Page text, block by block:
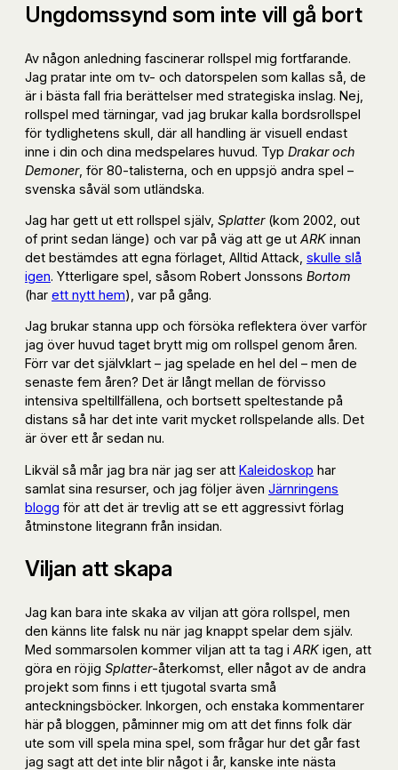
Ungdomssynd som inte vill gå bort
Av någon anledning fascinerar rollspel mig fortfarande.
Jag pratar inte om tv- och datorspelen som kallas så, de
är i bästa fall fria berättelser med strategiska inslag. Nej,
rollspel med tärningar, vad jag brukar kalla bordsrollspel
för tydlighetens skull, där all handling är visuell endast
inne i din och dina medspelares huvud. Typ Drakar och
Demoner, för 80-talisterna, och en uppsjö andra spel –
svenska såväl som utländska.
Jag har gett ut ett rollspel själv, Splatter(kom 2002, out
of print sedan länge) och var på väg att ge ut ARK innan
det bestämdes att egna förlaget, Alltid Attack, skulle slå
igen. Ytterligare spel, såsom Robert Jonssons Bortom
(har ett nytt hem), var på gång.
Jag brukar stanna upp och försöka reflektera över varför
jag över huvud taget brytt mig om rollspel genom åren.
Förr var det självklart – jag spelade en hel del – men de
senaste fem åren? Det är långt mellan de förvisso
intensiva speltillfällena, och bortsett speltestande på
distans så har det inte varit mycket rollspelande alls. Det
är över ett år sedan nu.
Likväl så mår jag bra när jag ser att Kaleidoskop har
samlat sina resurser, och jag följer även Järnringens
blogg för att det är trevlig att se ett aggressivt förlag
åtminstone litegrann från insidan.
Viljan att skapa
Jag kan bara inte skaka av viljan att göra rollspel, men
den känns lite falsk nu när jag knappt spelar dem själv.
Med sommarsolen kommer viljan att ta tag i ARK igen, att
göra en röjig Splatter-återkomst, eller något av de andra
projekt som finns i ett tjugotal svarta små
anteckningsböcker. Inkorgen, och enstaka kommentarer
här på bloggen, påminner mig om att det finns folk där
ute som vill spela mina spel, som frågar hur det går fast
jag sagt att det inte blir något i år, kanske inte nästa